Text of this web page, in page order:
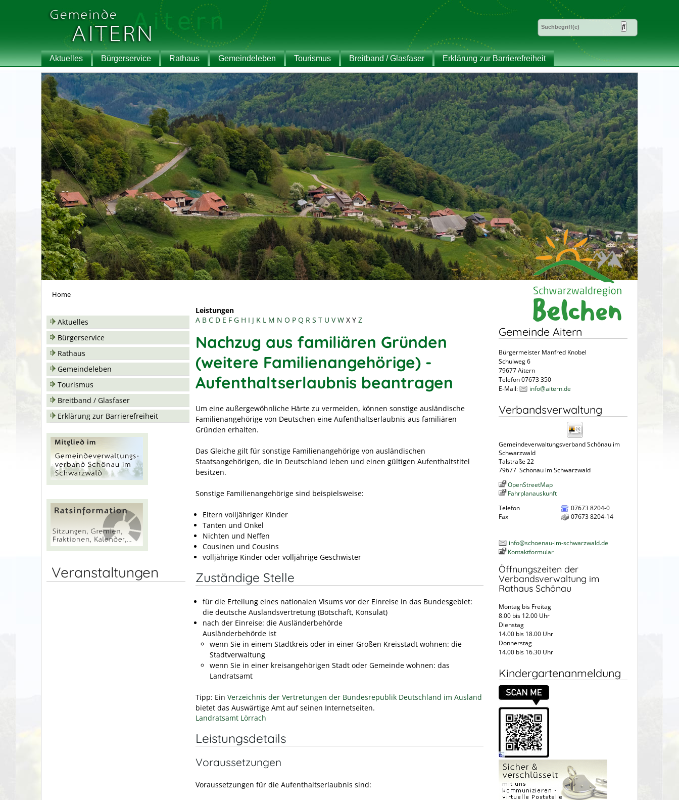
Aktuelles Bürgerservice Rathaus Gemeindeleben Tourismus Breitband / Glasfaser Erklärung zur Barrierefreiheit
Home
Aktuelles
Bürgerservice
Rathaus
Gemeindeleben
Tourismus
Breitband / Glasfaser
Erklärung zur Barrierefreiheit
Veranstaltungen
Leistungen
A B C D E F G H I J K L M N O P Q R S T U V W X Y Z
Nachzug aus familiären Gründen
(weitere Familienangehörige) -
Aufenthaltserlaubnis beantragen
Um eine außergewöhnliche Härte zu vermeiden, können sonstige ausländische
Familienangehörige von Deutschen eine Aufenthaltserlaubnis aus familiären
Gründen erhalten.
Das Gleiche gilt für sonstige Familienangehörige von ausländischen
Staatsangehörigen, die in Deutschland leben und einen gültigen Aufenthaltstitel
besitzen.
Sonstige Familienangehörige sind beispielsweise:
Eltern volljähriger Kinder
Tanten und Onkel
Nichten und Neffen
Cousinen und Cousins
volljährige Kinder oder volljährige Geschwister
Zuständige Stelle
für die Erteilung eines nationalen Visums vor der Einreise in das Bundesgebiet:
die deutsche Auslandsvertretung (Botschaft, Konsulat)
nach der Einreise: die Ausländerbehörde
Ausländerbehörde ist
wenn Sie in einem Stadtkreis oder in einer Großen Kreisstadt wohnen: die
Stadtverwaltung
wenn Sie in einer kreisangehörigen Stadt oder Gemeinde wohnen: das
Landratsamt
Tipp: Ein Verzeichnis der Vertretungen der Bundesrepublik Deutschland im Ausland
bietet das Auswärtige Amt auf seinen Internetseiten.
Landratsamt Lörrach
Leistungsdetails
Voraussetzungen
Voraussetzungen für die Aufenthaltserlaubnis sind:
Gemeinde Aitern
Bürgermeister Manfred Knobel
Schulweg 6
79677 Aitern
Telefon 07673 350
E-Mail:
info@aitern.de
Verbandsverwaltung
Gemeindeverwaltungsverband Schönau im
Schwarzwald
Talstraße 22
79677 Schönau im Schwarzwald
OpenStreetMap
Fahrplanauskunft
Telefon
07673 8204-0
Fax
07673 8204-14
info@schoenau-im-schwarzwald.de
Kontaktformular
Öffnungszeiten der
Verbandsverwaltung im
Rathaus Schönau
Montag bis Freitag
8.00 bis 12.00 Uhr
Dienstag
14.00 bis 18.00 Uhr
Donnerstag
14.00 bis 16.30 Uhr
Kindergartenanmeldung